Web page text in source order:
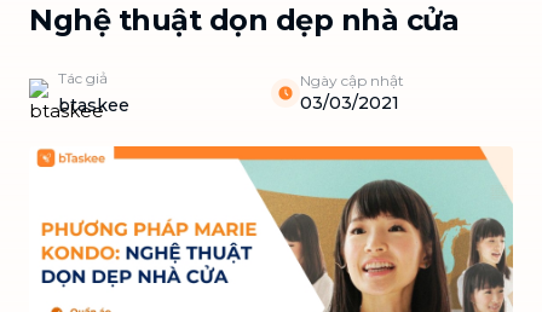
Nghệ thuật dọn dẹp nhà cửa
Tác giả
btaskee
Ngày cập nhật
03/03/2021